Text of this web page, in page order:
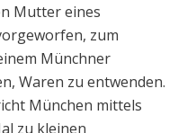
Mutter eines
zum
Münchner
Waren zu entwenden.
München mittels
zu kleinen